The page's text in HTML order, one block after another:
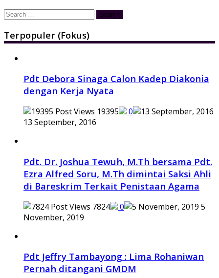
Search
Terpopuler (Fokus)
Pdt Debora Sinaga Calon Kadep Diakonia
dengan Kerja Nyata
19395
0
13 September, 2016
Pdt. Dr. Joshua Tewuh, M.Th bersama Pdt.
Ezra Alfred Soru, M.Th dimintai Saksi Ahli
di Bareskrim Terkait Penistaan Agama
7824 0
5
November, 2019
Pdt Jeffry Tambayong : Lima Rohaniwan
Pernah ditangani GMDM